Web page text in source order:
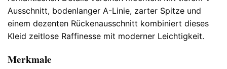
Ausschnitt, bodenlanger A-Linie, zarter Spitze und
einem dezenten Rückenausschnitt kombiniert dieses
Kleid zeitlose Raffinesse mit moderner Leichtigkeit.
Merkmale